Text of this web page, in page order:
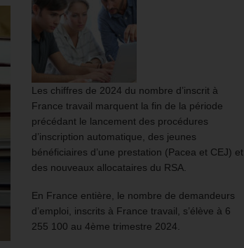
Les chiffres de 2024 du nombre d’inscrit à
France travail marquent la fin de la période
précédant le lancement des procédures
d’inscription automatique, des jeunes
bénéficiaires d’une prestation (Pacea et CEJ) et
des nouveaux allocataires du RSA.
En France entière, le nombre de demandeurs
d’emploi, inscrits à France travail, s’élève à 6
255 100 au 4ème trimestre 2024.